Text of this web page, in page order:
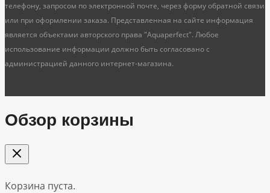
телефону, запросом по электронной почте, через форму обратной связи
или при оформлении заказа. Представленная на сайте информация
является объектами авторского права "Aquaperfect". Любое
использование информации должно быть согласовано с
администрацией данного интернет-магазина.
Обзор корзины
Корзина пуста.